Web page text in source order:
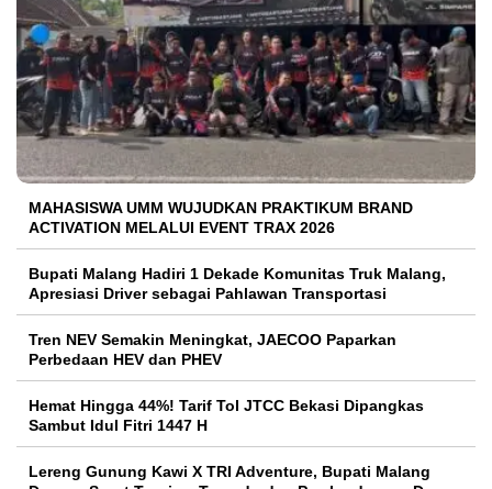
MAHASISWA UMM WUJUDKAN PRAKTIKUM BRAND
ACTIVATION MELALUI EVENT TRAX 2026
Bupati Malang Hadiri 1 Dekade Komunitas Truk Malang,
Apresiasi Driver sebagai Pahlawan Transportasi
Tren NEV Semakin Meningkat, JAECOO Paparkan
Perbedaan HEV dan PHEV
Hemat Hingga 44%! Tarif Tol JTCC Bekasi Dipangkas
Sambut Idul Fitri 1447 H
Lereng Gunung Kawi X TRI Adventure, Bupati Malang